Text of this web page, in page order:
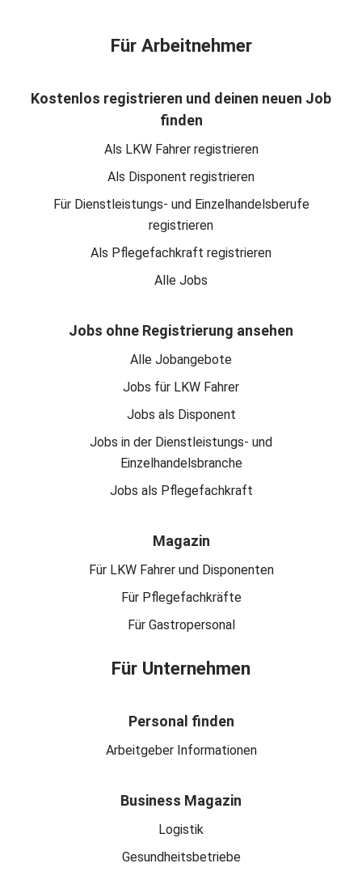
Für Arbeitnehmer
Kostenlos registrieren und deinen neuen Job
finden
Als LKW Fahrer registrieren
Als Disponent registrieren
Für Dienstleistungs- und Einzelhandelsberufe
registrieren
Als Pflegefachkraft registrieren
Alle Jobs
Jobs ohne Registrierung ansehen
Alle Jobangebote
Jobs für LKW Fahrer
Jobs als Disponent
Jobs in der Dienstleistungs- und
Einzelhandelsbranche
Jobs als Pflegefachkraft
Magazin
Für LKW Fahrer und Disponenten
Für Pflegefachkräfte
Für Gastropersonal
Für Unternehmen
Personal finden
Arbeitgeber Informationen
Business Magazin
Logistik
Gesundheitsbetriebe